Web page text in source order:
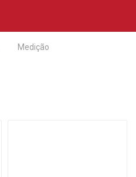
Medição